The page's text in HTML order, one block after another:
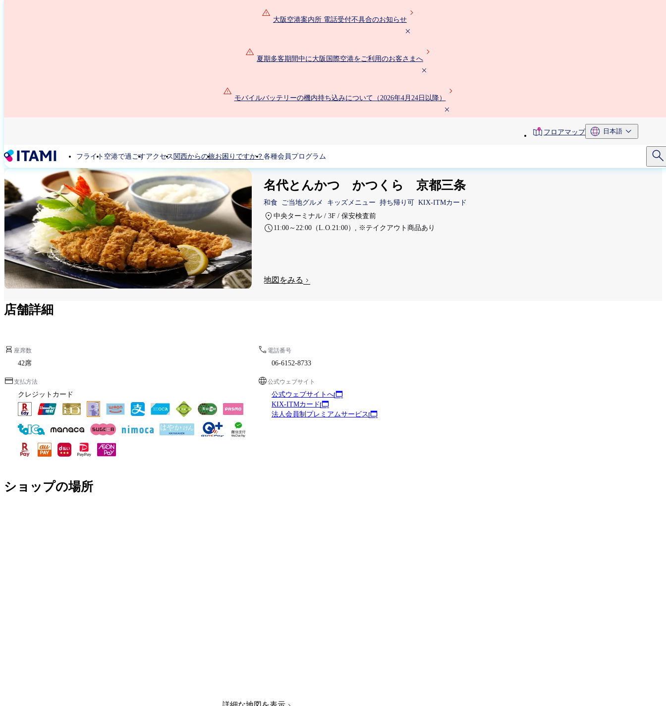
大阪空港案内所 電話受付不具合のお知らせ
夏期多客期間中に大阪国際空港をご利用のお客さまへ
モバイルバッテリーの機内持ち込みについて（2026年4月24日以降）
toolbarフロアマップ 日本語
フライト 空港で過ごすアクセス 関西からの旅お困りですか？ 各種会員プログラム
名代とんかつ かつくら 京都三条
和食 ご当地グルメ キッズメニュー 持ち帰り可 KIX-ITMカード
中央ターミナル / 3F / 保安検査前
11:00～22:00（L.O.21:00）, ※テイクアウト商品あり
地図をみる
店舗詳細
座席数
42席
電話番号
06-6152-8733
支払方法
クレジットカード
公式ウェブサイト
公式ウェブサイトへ
KIX-ITMカード
法人会員制プレミアムサービス
ショップの場所